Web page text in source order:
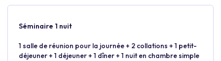
Séminaire 1 nuit
1 salle de réunion pour la journée + 2 collations + 1 petit-
déjeuner + 1 déjeuner + 1 dîner + 1 nuit en chambre simple